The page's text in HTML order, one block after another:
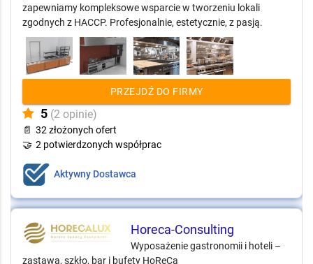
zapewniamy kompleksowe wsparcie w tworzeniu lokali
zgodnych z HACCP. Profesjonalnie, estetycznie, z pasją.
PRZEJDŹ DO FIRMY
5 (2 opinie)
📄 32 złożonych ofert
🤝 2 potwierdzonych współprac
Aktywny Dostawca
Horeca-Consulting
Wyposażenie gastronomii i hoteli –
zastawa, szkło, bar i bufety HoReCa